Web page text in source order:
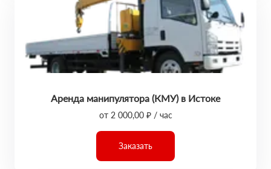
Аренда манипулятора (КМУ) в Истоке
от 2 000,00 ₽ / час
Заказать